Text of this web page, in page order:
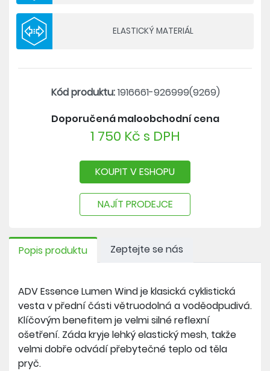
ELASTICKÝ MATERIÁL
Kód produktu:1916661-926999(9269)
Doporučená maloobchodní cena
1 750 Kč s DPH
KOUPIT V ESHOPU
NAJÍT PRODEJCE
Popis produktu Zeptejte se nás
ADV Essence Lumen Wind je klasická cyklistická
vesta v přední části větruodolná a voděodpudivá.
Klíčovým benefitem je velmi silné reflexní
ošetření. Záda kryje lehký elastický mesh, takže
velmi dobře odvádí přebytečné teplo od těla
pryč.